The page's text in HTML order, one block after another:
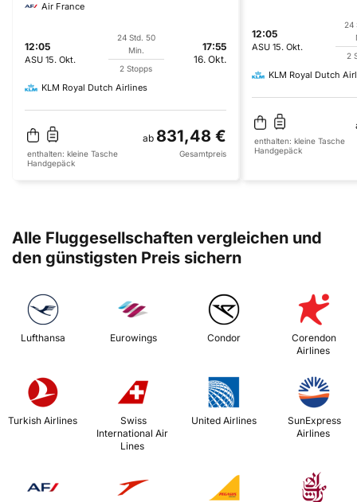
Air France
12:05
ASU 15. Okt.
24 Std. 50
Min.
2 Stopps
17:55
16. Okt.
KLM Royal Dutch Airlines
ab 831,48 €
enthalten: kleine Tasche
Handgepäck
Gesamtpreis
12:05
ASU 15. Okt.
24
2
KLM Royal Dutch
enthalten: kleine Tasche
Handgepäck
Alle Fluggesellschaften vergleichen und
den günstigsten Preis sichern
Lufthansa Eurowings Condor
Corendon
Airlines
Turkish Airlines
International Air
Lines
United Airlines
Airlines